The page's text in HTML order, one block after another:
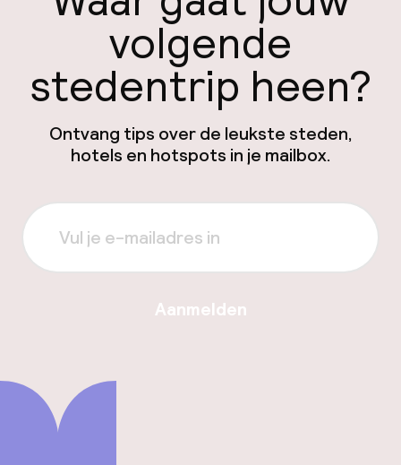
volgende
stedentrip heen?
Ontvang tips over de leukste steden,
hotels en hotspots in je mailbox.
Aanmelden